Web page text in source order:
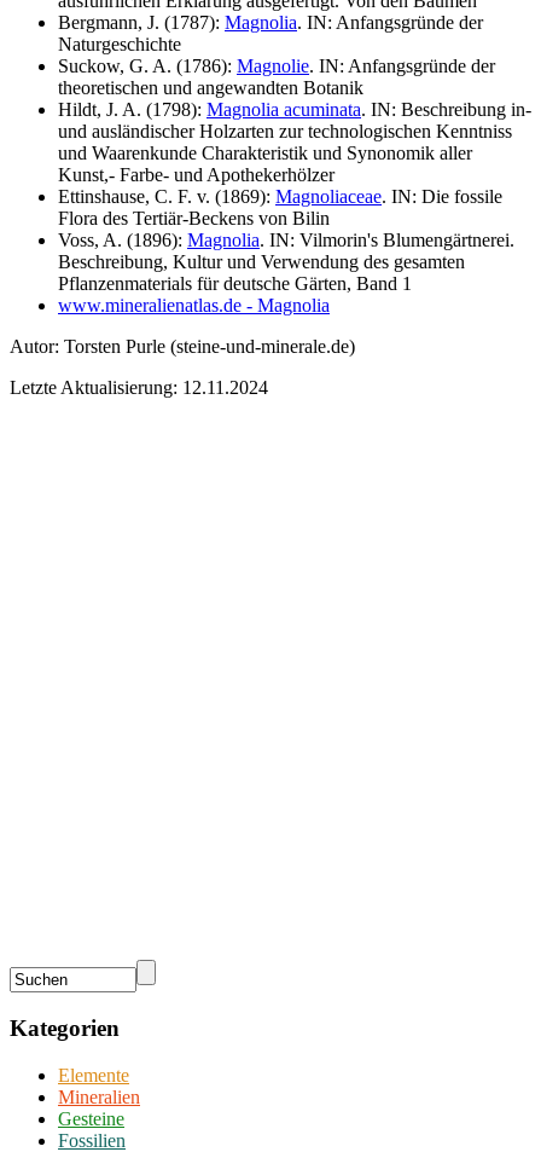
Bergmann, J. (1787): Magnolia. IN: Anfangsgründe der
Naturgeschichte
Suckow, G. A. (1786): Magnolie. IN: Anfangsgründe der
theoretischen und angewandten Botanik
Hildt, J. A. (1798): Magnolia acuminata. IN: Beschreibung in-
und ausländischer Holzarten zur technologischen Kenntniss
und Waarenkunde Charakteristik und Synonomik aller
Kunst,- Farbe- und Apothekerhölzer
Ettinshause, C. F. v. (1869): Magnoliaceae. IN: Die fossile
Flora des Tertiär-Beckens von Bilin
Voss, A. (1896): Magnolia. IN: Vilmorin's Blumengärtnerei.
Beschreibung, Kultur und Verwendung des gesamten
Pflanzenmaterials für deutsche Gärten, Band 1
www.mineralienatlas.de - Magnolia
Autor: Torsten Purle (steine-und-minerale.de)
Letzte Aktualisierung: 12.11.2024
Kategorien
Elemente
Mineralien
Gesteine
Fossilien